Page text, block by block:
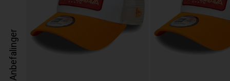
Anbefalinger